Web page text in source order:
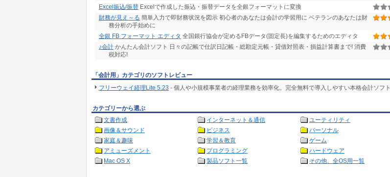
Excel振込/振替 Excelで作成した振込・振替データを全銀フォーマットに変換
財務が見え～る 簡単入力で即財務状況を図示 初心者のあなたは会計の学習用に ベテランのあなたは財
務分析の手始めに
全銀 FB フォーマット エディタ 全国銀行協会が定めるFBデータ(固定長)を編集するためのエディタ
♪会計 かんたん会計ソフト 日々の記帳で仕訳日記帳・総勘定元帳・貸借対照表・損益計算書まで! 消費
税対応!
「会計用」カテゴリのソフトレビュー
フリーウェイ経理Lite 5.23 - 個人や小規模事業者の経理業務を効率化。完全無料で導入しやすい本格会計ソフト
カテゴリーから選ぶ
文書作成
インターネット＆通信
ユーティリティ
画像＆サウンド
ビジネス
パーソナル
家庭＆趣味
学習＆教育
ゲーム
アミューズメント
プログラミング
ハードウェア
Mac OS X
製品ソフト一覧 その他、全OS用一覧